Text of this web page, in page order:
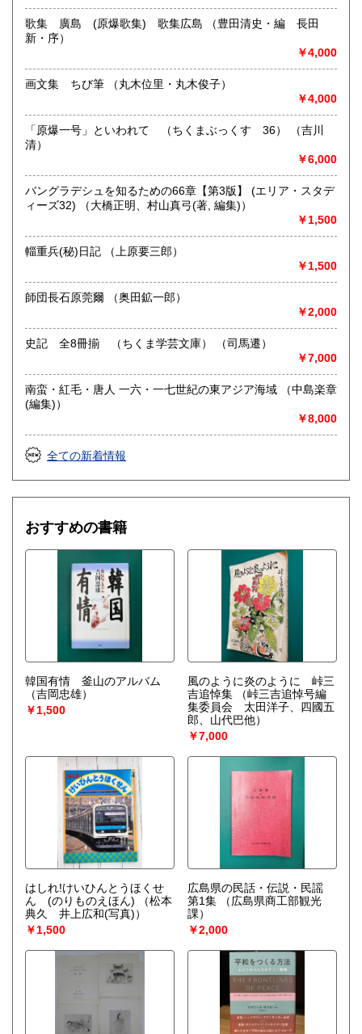
営業時間：10:00〜19:00
定休日：年中無休(ただし、12月29日以降の御注文は1月4日
以降の配送になります。 尚、実店舗の営業日は、年末12月30
書籍の買取について
ブカルチャー、文庫、
カープグッズなど買取しております。
まずはご相談ください。
取り扱い分野
-
文学、歴史、郷土誌、原爆、思想、宗教、美術、古典籍、サ
ブカルチャー、文庫、 カープ
歌集 廣島 (原爆歌集) 歌集広島 （豊田清史・編 長田
新・序）
￥4,000
画文集 ちび筆 （丸木位里・丸木俊子）
￥4,000
「原爆一号」といわれて （ちくまぶっくす 36） （吉川
清）
￥6,000
バングラデシュを知るための66章【第3版】 (エリア・スタデ
ィーズ32) （大橋正明、村山真弓(著, 編集)）
￥1,500
輜重兵(秘)日記 （上原要三郎）
￥1,500
師団長石原莞爾 （奥田鉱一郎）
￥2,000
史記 全8冊揃 （ちくま学芸文庫） （司馬遷）
￥7,000
南蛮・紅毛・唐人 一六・一七世紀の東アジア海域 （中島楽章
(編集)）
￥8,000
全ての新着情報
おすすめの書籍
韓国有情 釜山のアルバム
（吉岡忠雄）
￥1,500
風のように炎のように 峠三
吉追悼集
（峠三吉追悼号編
集委員会 太田洋子、四國五
郎、山代巴他）
￥7,000
はしれ!けいひんとうほくせ
ん (のりものえほん)
（松本
典久 井上広和(写真)）
￥1,500
広島県の民話・伝説・民謡
第1集
（広島県商工部観光
課）
￥2,000